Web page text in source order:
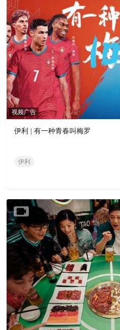
视频广告
伊利 | 有一种青春叫梅罗
伊利